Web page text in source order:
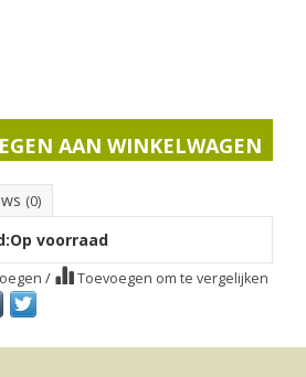
AAN WINKELWAGEN
(0)
Op voorraad
/ Toevoegen om te vergelijken